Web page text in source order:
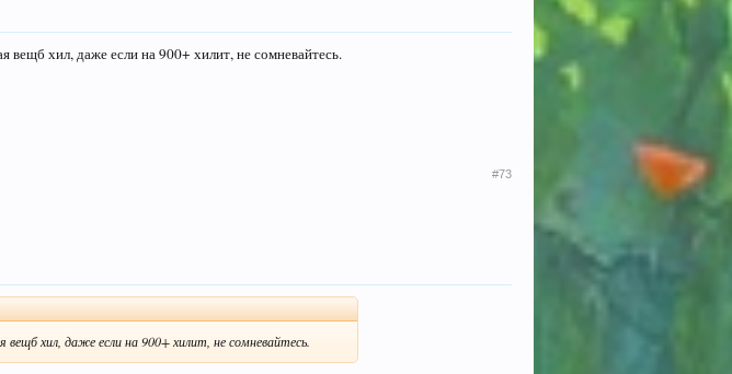
вещб хил, даже если на 900+ хилит, не сомневайтесь.
#73
хил, даже если на 900+ хилит, не сомневайтесь.